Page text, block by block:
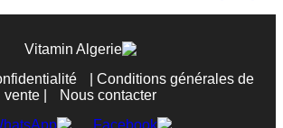
Conditions générales de
vente
Nous contacter